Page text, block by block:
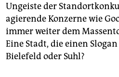
Ungeiste der
agierende Konzerne wie
immer weiter dem
Eine Stadt, die einen
Bielefeld oder Suhl?